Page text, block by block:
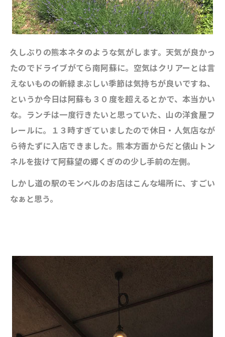
久しぶりの熊本ネタのような気がします。天気が良かっ
たのでドライブがてら南阿蘇に。空気はクリアーとは言
えないものの新緑まぶしい季節は気持ちが良いですね、
というか今日は阿蘇も３０度を超えるとかで、本当かい
な。ランチは一度行きたいと思っていた、山の洋食屋フ
レールに。１３時すぎていましたので休日・人気店なが
ら待たずに入店できました。熊本方面からだと俵山トン
ネルを抜けて阿蘇望の郷くぎのの少し手前の左側。
しかし道の駅のモンベルのお店はこんな場所に、すごい
なぁと思う。